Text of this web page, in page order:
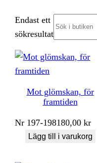
Endast ett
sökresultat
Mot glömskan, för
framtiden
Nr 197-198180,00kr
Lägg till i varukorg